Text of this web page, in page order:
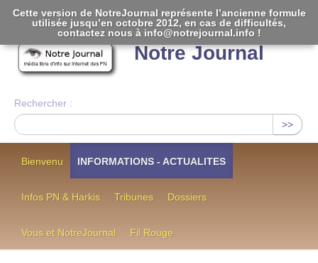
Notre Journal
Rechercher :
>>
Bienvenu INFORMATIONS - ACTUALITES
Infos PN & Harkis Tribunes Dossiers
Vous et NotreJournal Fil Rouge
Cette version de NotreJournal représente l’ancienne formule
utilisée jusqu’en octobre 2012, en cas de difficultés,
contactez nous à info@notrejournal.info !